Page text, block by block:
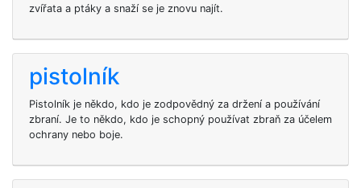
zvířata a ptáky a snaží se je znovu najít.
pistolník
Pistolník je někdo, kdo je zodpovědný za držení a používání
zbraní. Je to někdo, kdo je schopný používat zbraň za účelem
ochrany nebo boje.